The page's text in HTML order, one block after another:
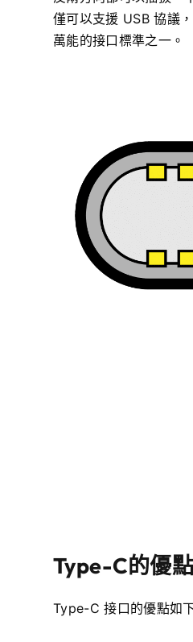
僅可以支援 USB 協議
萬能的接口標準之一。
Type-C的優點
Type-C 接口的優點如